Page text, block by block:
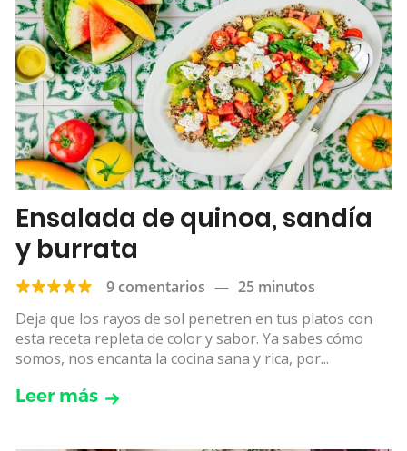
Ensalada de quinoa, sandía
y burrata
9 comentarios — 25 minutos
Deja que los rayos de sol penetren en tus platos con
esta receta repleta de color y sabor. Ya sabes cómo
somos, nos encanta la cocina sana y rica, por...
Leer más